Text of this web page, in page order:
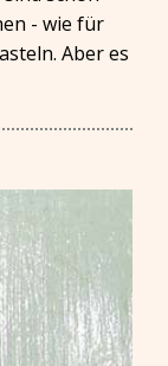
- wie für
Aber es